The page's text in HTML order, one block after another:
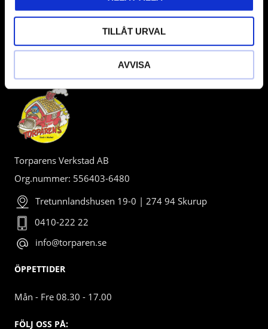
TILLÅT URVAL
AVVISA
Torparens Verkstad AB
Org.nummer: 556403-6480
Tretunnlandshusen 19-0 | 274 94 Skurup
0410-222 22
info@torparen.se
ÖPPETTIDER
Mån - Fre 08.30 - 17.00
FÖLJ OSS PÅ: